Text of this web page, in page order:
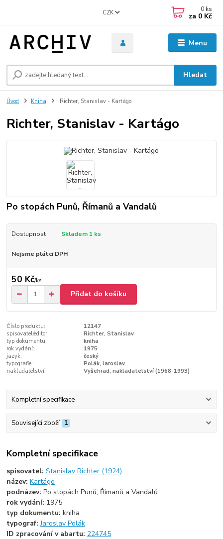
Menu
CZK
Hledat
0 ks
za 0 Kč
Úvod Kniha Richter, Stanislav - Kartágo
Richter, Stanislav - Kartágo
Po stopách Punů, Římanů a Vandalů
Dostupnost Skladem 1 ks
Nejsme plátci DPH
50 Kč/ks
Přidat do košíku
Číslo produktu:
12147
spisovatel/editor:
Richter, Stanislav
typ dokumentu:
kniha
rok vydání:
1975
jazyk:
český
typografie:
Polák, Jaroslav
nakladatelství:
Vyšehrad, nakladatelství (1968-1993)
Kompletní specifikace
Související zboží 1
Kompletní specifikace
spisovatel:Stanislav Richter (1924)
název:Kartágo
podnázev:Po stopách Punů, Římanů a Vandalů
rok vydání: 1975
typ dokumentu:kniha
typograf:Jaroslav Polák
ID zpracování v abartu: 224745